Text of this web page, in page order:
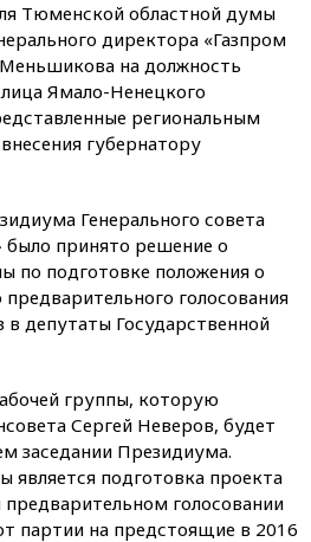
Тюменской областной думы
директора «Газпром
на должность
Ямало-Ненецкого
региональным
губернатору
Генерального совета
было принято решение о
по подготовке положения о
голосования
депутаты Государственной
группы, которую
Сергей Неверов, будет
заседании Президиума.
является подготовка проекта
голосовании
партии на предстоящие в 2016